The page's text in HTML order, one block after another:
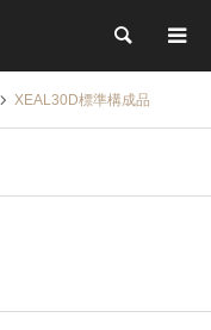
検索
XEAL30D標準構成品